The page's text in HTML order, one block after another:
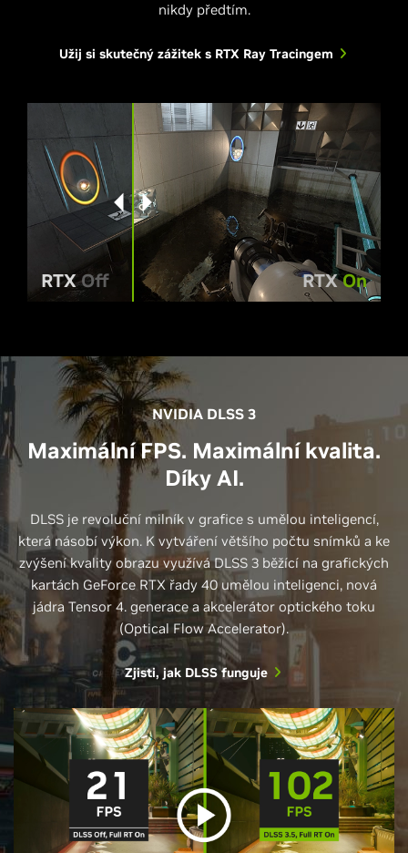
nikdy předtím.
Užij si skutečný zážitek s RTX Ray Tracingem
RTXOn
RTXOff
NVIDIA DLSS 3
Maximální FPS. Maximální kvalita.
Díky AI.
DLSS je revoluční milník v grafice s umělou inteligencí,
která násobí výkon. K vytváření většího počtu snímků a ke
zvýšení kvality obrazu využívá DLSS 3 běžící na grafických
kartách GeForce RTX řady 40 umělou inteligenci, nová
jádra Tensor 4. generace a akcelerátor optického toku
(Optical Flow Accelerator).
Zjisti, jak DLSS funguje